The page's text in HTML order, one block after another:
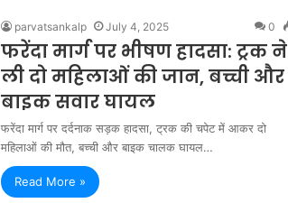
parvatsankalp July 4, 2025 0
फरेंदा मार्ग पर भीषण हादसा: ट्रक ने
ली दो महिलाओं की जान, बच्ची और
बाइक सवार घायल
फरेंदा मार्ग पर दर्दनाक सड़क हादसा, ट्रक की चपेट में आकर दो
महिलाओं की मौत, बच्ची और बाइक चालक घायल…
Read More »